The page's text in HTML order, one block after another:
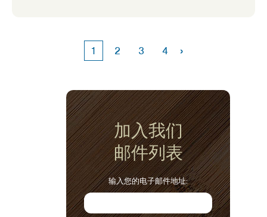
1 2 3 4 ›
加入我们
邮件列表
输入您的电子邮件地址: